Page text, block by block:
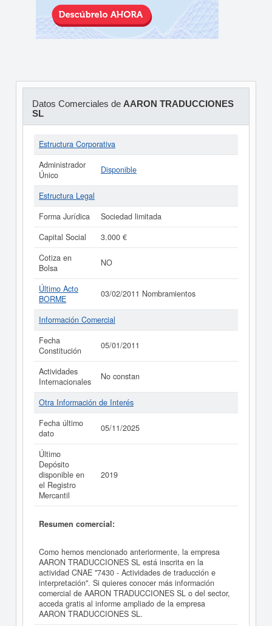
Datos Comerciales de AARON TRADUCCIONES
SL
Estructura Corporativa
Administrador
Único
Disponible
Estructura Legal
Forma Jurídica
Sociedad limitada
Capital Social
3.000 €
Cotiza en
Bolsa
NO
Último Acto
BORME
03/02/2011 Nombramientos
Información Comercial
Fecha
Constitución
05/01/2011
Actividades
Internacionales
No constan
Otra Información de Interés
Fecha último
dato
05/11/2025
Último
Depósito
disponible en
el Registro
Mercantil
2019
Resumen comercial:
Como hemos mencionado anteriormente, la empresa
AARON TRADUCCIONES SL está inscrita en la
actividad CNAE "7430 - Actividades de traducción e
interpretación". Si quieres conocer más información
comercial de AARON TRADUCCIONES SL o del sector,
acceda gratis al informe ampliado de la empresa
AARON TRADUCCIONES SL.